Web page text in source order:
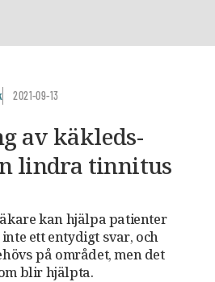
2021-09-13
av käkleds­
lindra ­tinnitus
kan hjälpa patienter
ett entydigt svar, och
på om­rådet, men det
blir hjälpta.